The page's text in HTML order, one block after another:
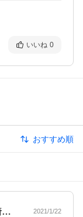
いいね 0
おすすめ順
大きさがちょうど良くデスク周りが綺麗に… 2021/1/22